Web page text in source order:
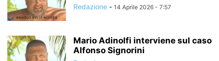
Redazione - 14 Aprile 2026 - 7:57
Mario Adinolfi interviene sul caso
Alfonso Signorini